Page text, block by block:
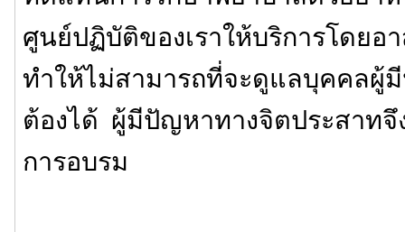
ศูนย์ปฏิบัติของเราให้บริการโดยอ
ทำให้ไม่สามารถที่จะดูแลบุคคลผู้
ต้องได้ ผู้มีปัญหาทางจิตประสาทจึ
การอบรม